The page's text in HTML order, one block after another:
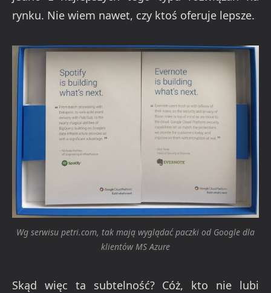
rynku. Nie wiem nawet, czy ktoś oferuje lepsze.
Wg serwisu petri.com, tak mają wyglądać paczki od Google dla
klientów MS Azure
Skąd więc ta subtelność? Cóż, kto nie lubi